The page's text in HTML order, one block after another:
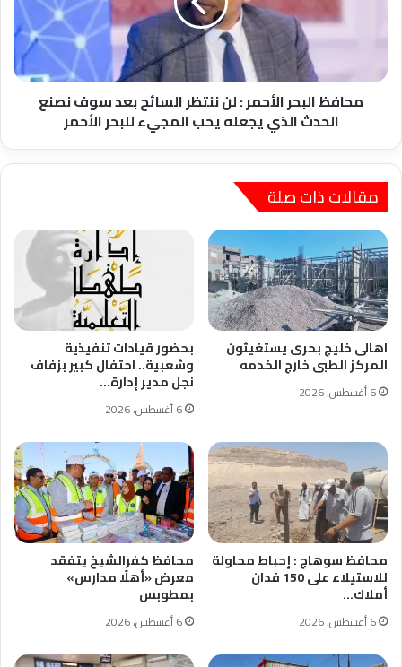
سوف
يجعله
المجيء
للبحر
الأحمر
محافظ البحر الأحمر : لن ننتظر السائح بعد سوف نصنع
الحدث الذي يجعله يحب المجيء للبحر الأحمر
مقالات ذات صلة
اهالى خليج بحرى يستغيثون
المركز الطبى خارج الخدمه
6 أغسطس، 2026
بحضور قيادات تنفيذية
وشعبية.. احتفال كبير بزفاف
نجل مدير إدارة…
6 أغسطس، 2026
محافظ سوهاج : إحباط محاولة
للاستيلاء على 150 فدان
أملاك…
6 أغسطس، 2026
محافظ كفرالشيخ يتفقد
معرض «أهلًا مدارس»
بمطوبس
6 أغسطس، 2026